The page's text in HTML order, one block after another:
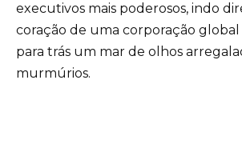
executivos mais poderosos, indo
coração de uma corporação
para trás um mar de olhos
murmúrios.